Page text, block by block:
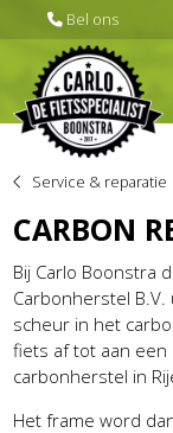
Service & reparatie
CARBON
Bij Carlo Boonstra
Carbonherstel
scheur in het
fiets af tot aan
carbonherstel in
Het frame word